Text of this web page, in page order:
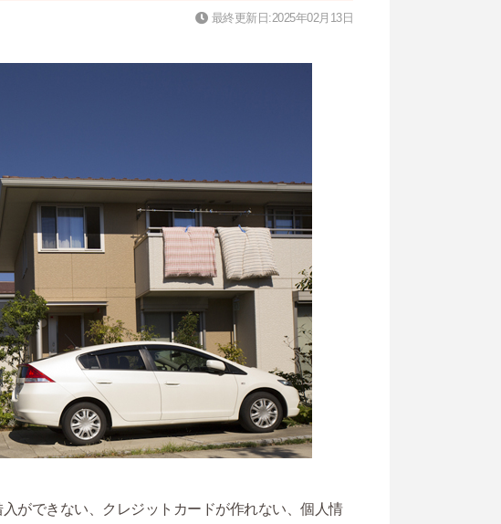
最終更新日:2025年02月13日
ができない、クレジットカードが作れない、個人情